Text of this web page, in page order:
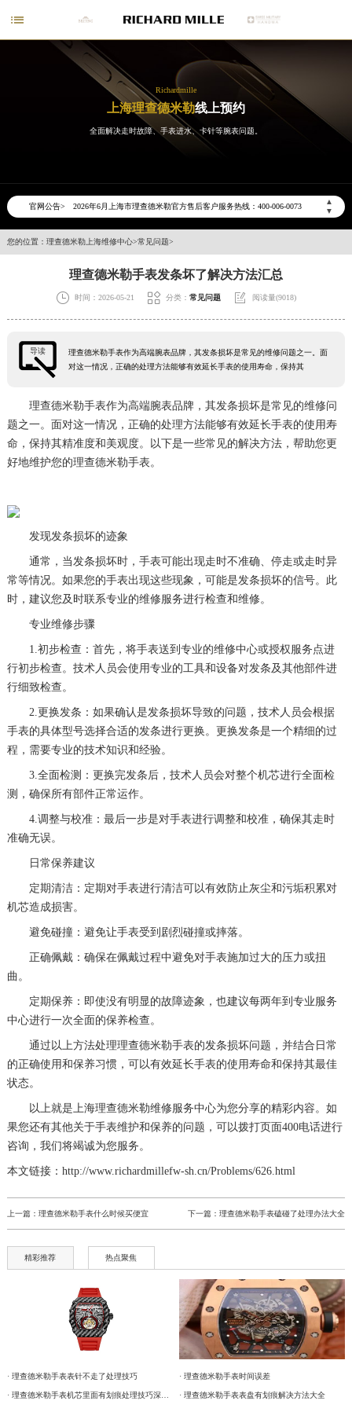

Richardmille
上海理查德米勒线上预约
全面解决走时故障、手表进水、卡针等腕表问题。
官网公告>
▲
▼
上海市徐汇区虹桥路3号港汇中心写字楼2座37层3705室（需提前预约）
您的位置： 理查德米勒上海维修中心>常见问题>
理查德米勒手表发条坏了解决方法汇总
 时间：2026-05-21  分类： 常见问题  阅读量(9018)
导读
理查德米勒手表作为高端腕表品牌，其发条损坏是常见的维修问题之一。面
对这一情况，正确的处理方法能够有效延长手表的使用寿命，保持其
理查德米勒手表作为高端腕表品牌，其发条损坏是常见的维修问
题之一。面对这一情况，正确的处理方法能够有效延长手表的使用寿
命，保持其精准度和美观度。以下是一些常见的解决方法，帮助您更
好地维护您的理查德米勒手表。
发现发条损坏的迹象
通常，当发条损坏时，手表可能出现走时不准确、停走或走时异
常等情况。如果您的手表出现这些现象，可能是发条损坏的信号。此
时，建议您及时联系专业的维修服务进行检查和维修。
专业维修步骤
1.初步检查：首先，将手表送到专业的维修中心或授权服务点进
行初步检查。技术人员会使用专业的工具和设备对发条及其他部件进
行细致检查。
2.更换发条：如果确认是发条损坏导致的问题，技术人员会根据
手表的具体型号选择合适的发条进行更换。更换发条是一个精细的过
程，需要专业的技术知识和经验。
3.全面检测：更换完发条后，技术人员会对整个机芯进行全面检
测，确保所有部件正常运作。
4.调整与校准：最后一步是对手表进行调整和校准，确保其走时
准确无误。
日常保养建议
定期清洁：定期对手表进行清洁可以有效防止灰尘和污垢积累对
机芯造成损害。
避免碰撞：避免让手表受到剧烈碰撞或摔落。
正确佩戴：确保在佩戴过程中避免对手表施加过大的压力或扭
曲。
定期保养：即使没有明显的故障迹象，也建议每两年到专业服务
中心进行一次全面的保养检查。
通过以上方法处理理查德米勒手表的发条损坏问题，并结合日常
的正确使用和保养习惯，可以有效延长手表的使用寿命和保持其最佳
状态。
以上就是上海理查德米勒维修服务中心为您分享的精彩内容。如
果您还有其他关于手表维护和保养的问题，可以拨打页面400电话进行
咨询，我们将竭诚为您服务。
本文链接：http://www.richardmillefw-sh.cn/Problems/626.html
上一篇： 理查德米勒手表什么时候买便宜 下一篇：理查德米勒手表磕碰了处理办法大全
精彩推荐 热点聚焦
· 理查德米勒手表表针不走了处理技巧
· 理查德米勒手表机芯里面有划痕处理技巧深度解析
· 理查德米勒手表时间误差
· 理查德米勒手表表盘有划痕解决方法大全